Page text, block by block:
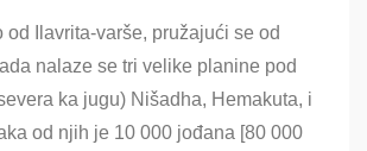
od Ilavrita-varše, pružajući se od
nalaze se tri velike planine pod
ka jugu) Nišadha, Hemakuta, i
od njih je 10 000 jođana [80 000